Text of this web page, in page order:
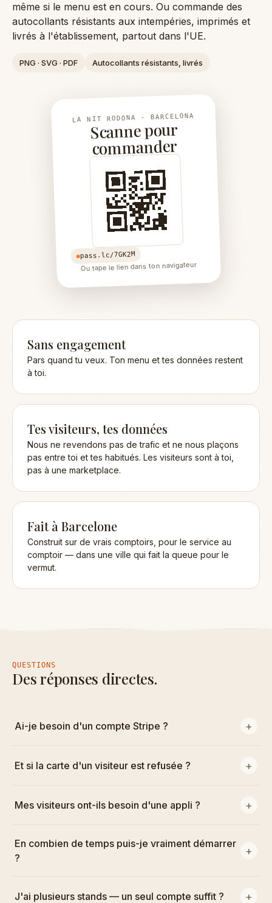
même si le menu est en cours. Ou commande des
autocollants résistants aux intempéries, imprimés et
livrés à l'établissement, partout dans l'UE.
PNG · SVG · PDF Autocollants résistants, livrés
LA NIT RODONA · BARCELONA
Scanne pour
commander
pass.lc/7GK2M
Ou tape le lien dans ton navigateur
Sans engagement
Pars quand tu veux. Ton menu et tes données restent
à toi.
Tes visiteurs, tes données
Nous ne revendons pas de trafic et ne nous plaçons
pas entre toi et tes habitués. Les visiteurs sont à toi,
pas à une marketplace.
Fait à Barcelone
Construit sur de vrais comptoirs, pour le service au
comptoir — dans une ville qui fait la queue pour le
vermut.
QUESTIONS
Des réponses directes.
Ai-je besoin d'un compte Stripe ?
Et si la carte d'un visiteur est refusée ?
Mes visiteurs ont-ils besoin d'une appli ?
En combien de temps puis-je vraiment démarrer
?
J'ai plusieurs stands — un seul compte suffit ?